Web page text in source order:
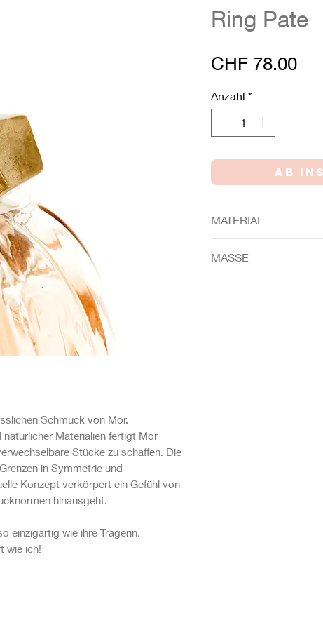
Schmuck von Mor.
Materialien fertigt Mor
Stücke zu schaffen. Die
in Symmetrie und
Konzept verkörpert ein Gefühl von
hinausgeht.
einzigartig wie ihre Trägerin.
wie ich!
Ring Pate
CHF 78.00
Anzahl *
MATERIAL
MASSE